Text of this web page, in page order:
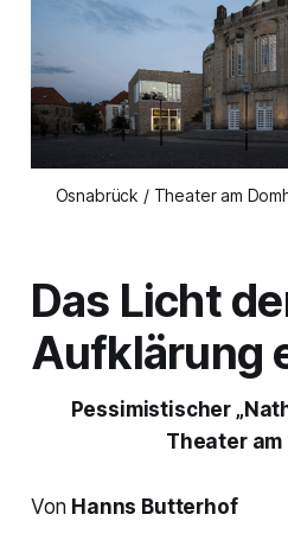
Osnabrück / Theater am
Das Licht
Aufklärung
Pessimistischer
Theater am
Von Hanns Butterhof